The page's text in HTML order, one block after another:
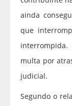
ainda
que
multa por
judicial.
Segundo o